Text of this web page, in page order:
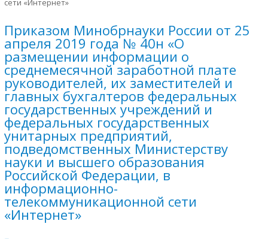
Приказом Минобрнауки России от 25
апреля 2019 года № 40н «О
размещении информации о
среднемесячной заработной плате
руководителей, их заместителей и
главных бухгалтеров федеральных
государственных учреждений и
федеральных государственных
унитарных предприятий,
подведомственных Министерству
науки и высшего образования
Российской Федерации, в
информационно-
телекоммуникационной сети
«Интернет»